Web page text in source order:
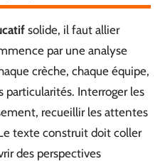
solide, il faut allier
par une analyse
crèche, chaque équipe,
particularités. Interroger les
recueillir les attentes
texte construit doit coller
des perspectives